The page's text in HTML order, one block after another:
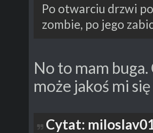
Po otwarciu drzwi
zombie, po jego
No to mam
może jakoś mi
Cytat: